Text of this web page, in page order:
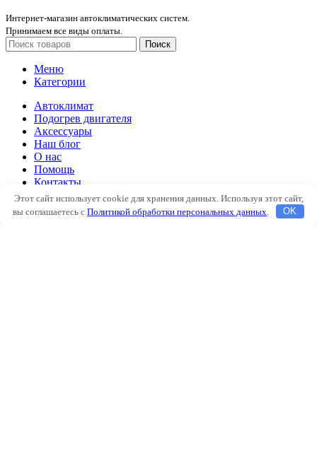
Интернет-магазин автоклиматических систем.
Принимаем все виды оплаты.
Поиск
Меню
Категории
Автоклимат
Подогрев двигателя
Аксессуары
Наш блог
О нас
Помощь
Контакты
Автоклимат
Подогрев двигателя
Этот сайт использует cookie для хранения данных. Используя этот сайт,
вы соглашаетесь сПолитикой обработки персональных данных OK